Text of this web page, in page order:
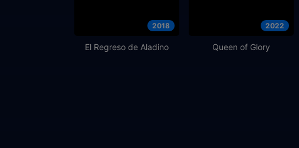
2018
El Regreso de Aladino
2022
Queen of Glory